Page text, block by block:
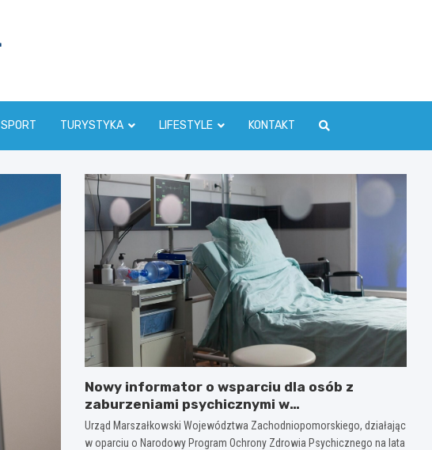
SPORT TURYSTYKA LIFESTYLE KONTAKT
Nowy informator o wsparciu dla osób z
zaburzeniami psychicznymi w
Zachodniopomorskiem na 2026 rok
Urząd Marszałkowski Województwa Zachodniopomorskiego, działając
w oparciu o Narodowy Program Ochrony Zdrowia Psychicznego na lata